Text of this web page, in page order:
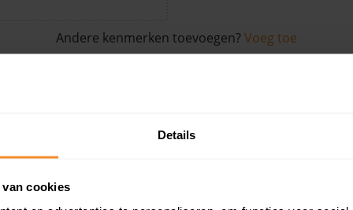
Details
cookies
Andere kenmerken toevoegen? Voeg toe
de buurt